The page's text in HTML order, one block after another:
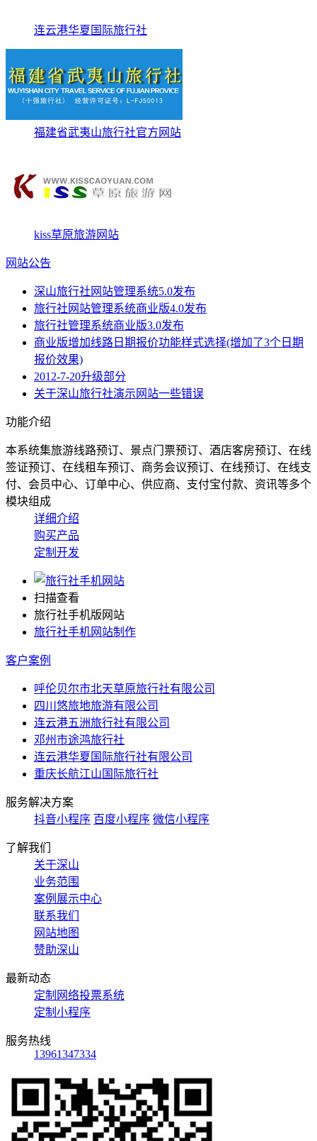
连云港华夏国际旅行社
福建省武夷山旅行社官方网站
kiss草原旅游网站
网站公告
深山旅行社网站管理系统5.0发布
旅行社网站管理系统商业版4.0发布
旅行社管理系统商业版3.0发布
商业版增加线路日期报价功能样式选择(增加了3个日期
报价效果)
2012-7-20升级部分
关于深山旅行社演示网站一些错误
功能介绍
本系统集旅游线路预订、景点门票预订、酒店客房预订、在线
签证预订、在线租车预订、商务会议预订、在线预订、在线支
付、会员中心、订单中心、供应商、支付宝付款、资讯等多个
模块组成
详细介绍
购买产品
定制开发
扫描查看
旅行社手机版网站
旅行社手机网站制作
客户案例
呼伦贝尔市北天草原旅行社有限公司
四川悠旅地旅游有限公司
连云港五洲旅行社有限公司
邓州市途鸿旅行社
连云港华夏国际旅行社有限公司
重庆长航江山国际旅行社
服务解决方案
抖音小程序 百度小程序 微信小程序
了解我们
关于深山
业务范围
案例展示中心
联系我们
网站地图
赞助深山
最新动态
定制网络投票系统
定制小程序
服务热线
13961347334